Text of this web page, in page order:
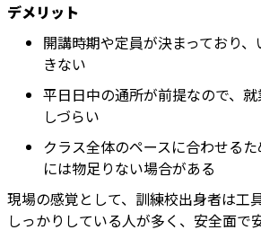
デメリット
開講時期や定員が決まっており
きない
平日日中の通所が前提なので、
しづらい
クラス全体のペースに合わせる
には物足りない場合がある
現場の感覚として、訓練校出身者は工
しっかりしている人が多く、安全面で